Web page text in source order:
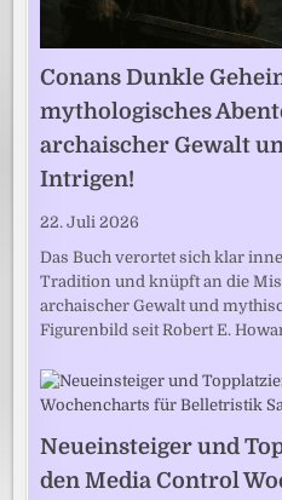
Conans Dunkle
mythologisches
archaischer Gewalt
Intrigen!
22. Juli 2026
Das Buch verortet sich klar
Tradition und knüpft an die
archaischer Gewalt und
Figurenbild seit Robert E.
Neueinsteiger und
den Media Control